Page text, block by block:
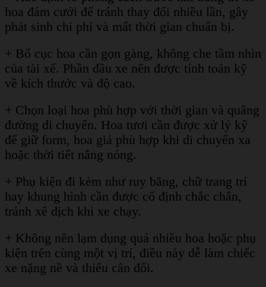
hoa đám cưới để tránh thay đổi nhiều lần, gây
phát sinh chi phí và mất thời gian chuẩn bị.
+ Bố cục hoa cần gọn gàng, không che tầm nhìn
của tài xế. Phần đầu xe nên được tính toán kỹ
về kích thước và độ cao.
+ Chọn loại hoa phù hợp với thời gian và quãng
đường di chuyển. Hoa tươi cần được xử lý kỹ
để giữ form, hoa giả phù hợp khi di chuyển xa
hoặc thời tiết nắng nóng.
+ Phụ kiện đi kèm như ruy băng, chữ trang trí
hay khung hình cần được cố định chắc chắn,
tránh xê dịch khi xe chạy.
+ Không nên lạm dụng quá nhiều hoa hoặc phụ
kiện trên cùng một vị trí, điều này dễ làm chiếc
xe nặng nề và thiếu cân đối.